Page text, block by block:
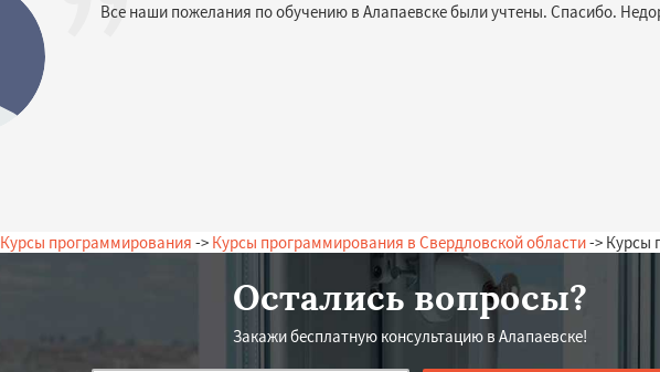
Все наши пожелания по обучению в Алапаевске были учтены. Спасибо.
Курсы программирования -> Курсы программирования в Свердловской области-> Курсы
Остались вопросы?
Закажи бесплатную консультацию в Алапаевске!